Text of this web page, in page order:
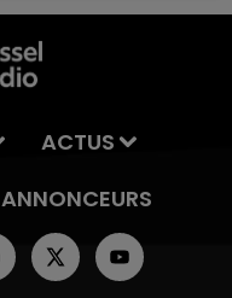
ACTUS
ANNONCEURS